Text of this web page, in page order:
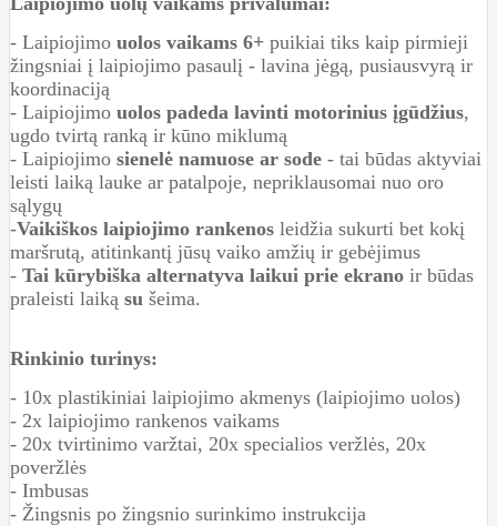
- Laipiojimo uolos vaikams 6+ puikiai tiks kaip pirmieji
žingsniai į laipiojimo pasaulį - lavina jėgą, pusiausvyrą ir
koordinaciją
- Laipiojimo uolos padeda lavinti motorinius įgūdžius,
ugdo tvirtą ranką ir kūno miklumą
- Laipiojimo sienelė namuose ar sode - tai būdas aktyviai
leisti laiką lauke ar patalpoje, nepriklausomai nuo oro
sąlygų
-Vaikiškos laipiojimo rankenos leidžia sukurti bet kokį
maršrutą, atitinkantį jūsų vaiko amžių ir gebėjimus
- Tai kūrybiška alternatyva laikui prie ekrano ir būdas
praleisti laiką su šeima.
Rinkinio turinys:
- 10x plastikiniai laipiojimo akmenys (laipiojimo uolos)
- 2x laipiojimo rankenos vaikams
- 20x tvirtinimo varžtai, 20x specialios veržlės, 20x
poveržlės
- Imbusas
- Žingsnis po žingsnio surinkimo instrukcija